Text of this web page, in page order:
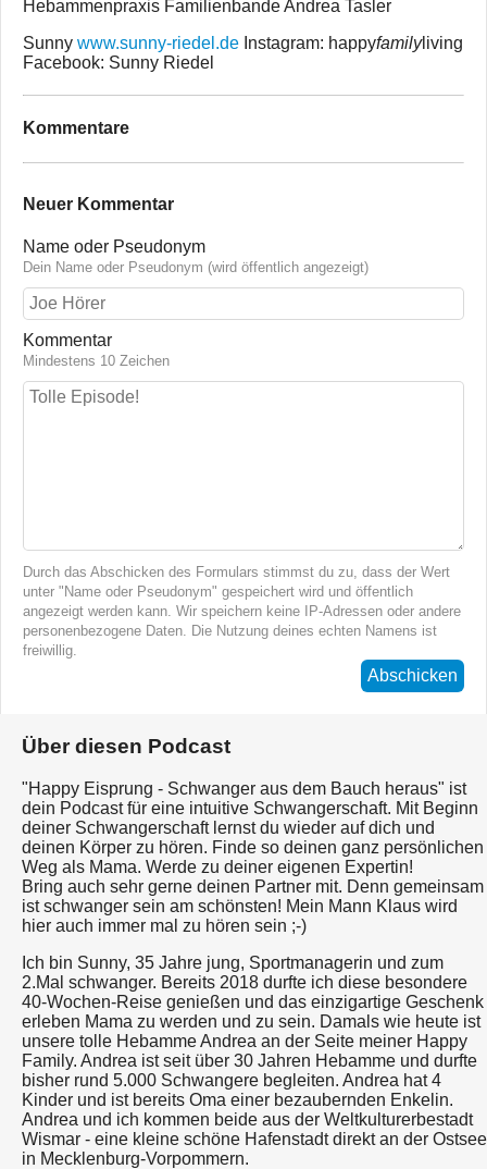
Hebammenpraxis Familienbande Andrea Tasler
Sunny www.sunny-riedel.de Instagram: happyfamilyliving
Facebook: Sunny Riedel
Kommentare
Neuer Kommentar
Name oder Pseudonym
Dein Name oder Pseudonym (wird öffentlich angezeigt)
Kommentar
Mindestens 10 Zeichen
Durch das Abschicken des Formulars stimmst du zu, dass der Wert
unter "Name oder Pseudonym" gespeichert wird und öffentlich
angezeigt werden kann. Wir speichern keine IP-Adressen oder andere
personenbezogene Daten. Die Nutzung deines echten Namens ist
freiwillig.
Abschicken
Über diesen Podcast
"Happy Eisprung - Schwanger aus dem Bauch heraus" ist
dein Podcast für eine intuitive Schwangerschaft. Mit Beginn
deiner Schwangerschaft lernst du wieder auf dich und
deinen Körper zu hören. Finde so deinen ganz persönlichen
Weg als Mama. Werde zu deiner eigenen Expertin!
Bring auch sehr gerne deinen Partner mit. Denn gemeinsam
ist schwanger sein am schönsten! Mein Mann Klaus wird
hier auch immer mal zu hören sein ;-)
Ich bin Sunny, 35 Jahre jung, Sportmanagerin und zum
2.Mal schwanger. Bereits 2018 durfte ich diese besondere
40-Wochen-Reise genießen und das einzigartige Geschenk
erleben Mama zu werden und zu sein. Damals wie heute ist
unsere tolle Hebamme Andrea an der Seite meiner Happy
Family. Andrea ist seit über 30 Jahren Hebamme und durfte
bisher rund 5.000 Schwangere begleiten. Andrea hat 4
Kinder und ist bereits Oma einer bezaubernden Enkelin.
Andrea und ich kommen beide aus der Weltkulturerbestadt
Wismar - eine kleine schöne Hafenstadt direkt an der Ostsee
in Mecklenburg-Vorpommern.